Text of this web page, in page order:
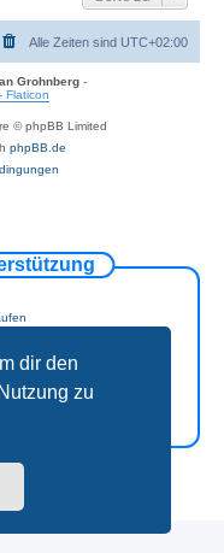
dir den
zu
Alle Zeiten sind UTC+02:00
Grohnberg-
Flaticon
© phpBB Limited
phpBB.de